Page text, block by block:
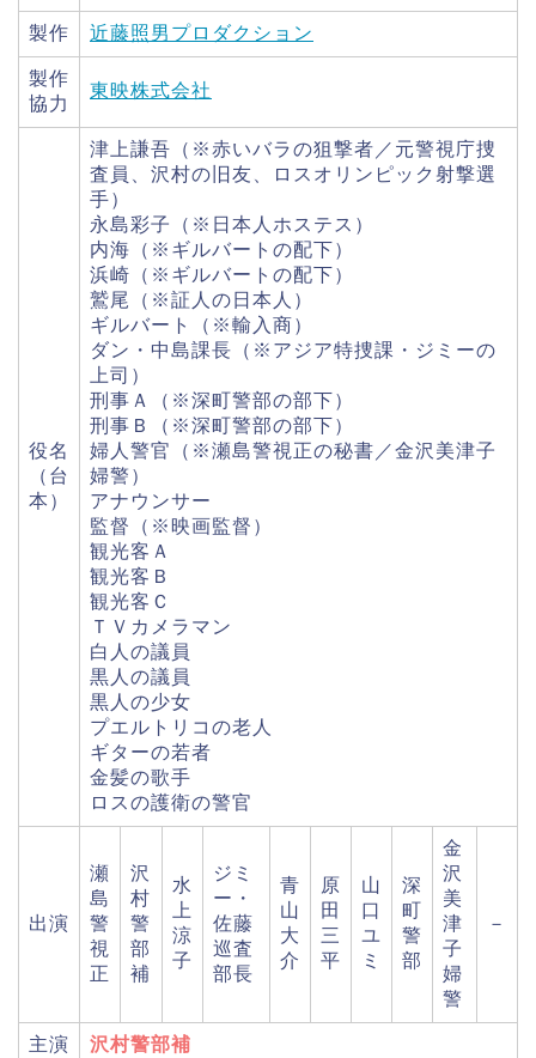
製作 近藤照男プロダクション
製作
協力
東映株式会社
役名
（台
本）
津上謙吾（※赤いバラの狙撃者／元警視庁捜
査員、沢村の旧友、ロスオリンピック射撃選
手）
永島彩子（※日本人ホステス）
内海（※ギルバートの配下）
浜崎（※ギルバートの配下）
鷲尾（※証人の日本人）
ギルバート（※輸入商）
ダン・中島課長（※アジア特捜課・ジミーの
上司）
刑事Ａ（※深町警部の部下）
刑事Ｂ（※深町警部の部下）
婦人警官（※瀬島警視正の秘書／金沢美津子
婦警）
アナウンサー
監督（※映画監督）
観光客Ａ
観光客Ｂ
観光客Ｃ
ＴＶカメラマン
白人の議員
黒人の議員
黒人の少女
プエルトリコの老人
ギターの若者
金髪の歌手
ロスの護衛の警官
出演
瀬
島
警
視
正
沢
村
警
部
補
水
上
涼
子
ジミ
ー・
佐藤
巡査
部長
青
山
大
介
原
田
三
平
山
口
ユ
ミ
深
町
警
部
金
沢
美
津
子
婦
警
－
主演 沢村警部補